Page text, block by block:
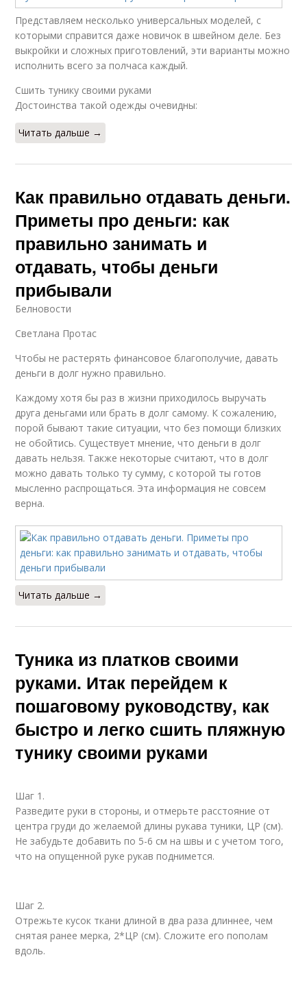
Представляем несколько универсальных моделей, с
которыми справится даже новичок в швейном деле. Без
выкройки и сложных приготовлений, эти варианты можно
исполнить всего за полчаса каждый.
Сшить тунику своими руками
Достоинства такой одежды очевидны:
Читать дальше →
Как правильно отдавать деньги.
Приметы про деньги: как
правильно занимать и
отдавать, чтобы деньги
прибывали
Белновости
Светлана Протас
Чтобы не растерять финансовое благополучие, давать
деньги в долг нужно правильно.
Каждому хотя бы раз в жизни приходилось выручать
друга деньгами или брать в долг самому. К сожалению,
порой бывают такие ситуации, что без помощи близких
не обойтись. Существует мнение, что деньги в долг
давать нельзя. Также некоторые считают, что в долг
можно давать только ту сумму, с которой ты готов
мысленно распрощаться. Эта информация не совсем
верна.
Читать дальше →
Туника из платков своими
руками. Итак перейдем к
пошаговому руководству, как
быстро и легко сшить пляжную
тунику своими руками
Шаг 1.
Разведите руки в стороны, и отмерьте расстояние от
центра груди до желаемой длины рукава туники, ЦР (см).
Не забудьте добавить по 5-6 см на швы и с учетом того,
что на опущенной руке рукав поднимется.
Шаг 2.
Отрежьте кусок ткани длиной в два раза длиннее, чем
снятая ранее мерка, 2*ЦР (см). Сложите его пополам
вдоль.